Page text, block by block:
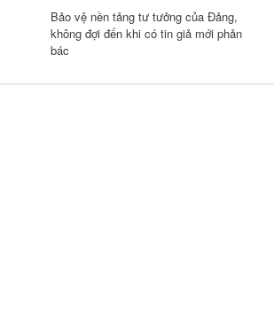
Bảo vệ nền tảng tư tưởng của Đảng,
không đợi đến khi có tin giả mới phản
bác